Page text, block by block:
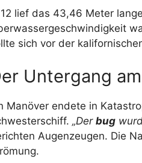
lief das 43,46 Meter
sich vor der
Untergang
Manöver endete in
„Der bug
Augenzeugen. Die